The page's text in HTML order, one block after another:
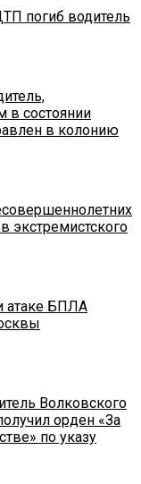
погиб водитель
в состоянии
в колонию
экстремистского
атаке БПЛА
Волковского
орден «За
по указу